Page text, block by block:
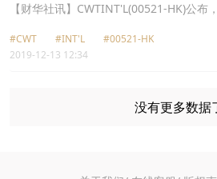
【财华社讯】CWTINT'L(00521-HK)公布
执行董事、丁磊先生(现为执行董事兼董事
司行政总裁，自2019年12月12日起生效。
#CWT #INT'L
#00521-HK
2019-12-13 12:34
没有更多数据